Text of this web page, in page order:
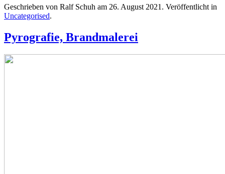
Geschrieben von Ralf Schuh am 26. August 2021 . Veröffentlicht in
Uncategorised.
Pyrografie, Brandmalerei